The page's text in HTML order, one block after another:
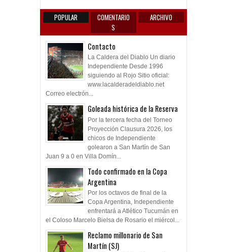
POPULAR
COMENTARIO
S
ARCHIVO
Contacto
La Caldera del Diablo Un diario
Independiente Desde 1996
siguiendo al Rojo Sitio oficial:
www.lacalderadeldiablo.net
Correo electrón...
Goleada histórica de la Reserva
Por la tercera fecha del Torneo
Proyección Clausura 2026, los
chicos de Independiente
golearon a San Martín de San
Juan 9 a 0 en Villa Domín...
Todo confirmado en la Copa
Argentina
Por los octavos de final de la
Copa Argentina, Independiente
enfrentará a Atlético Tucumán en
el Coloso Marcelo Bielsa de Rosario el miércol...
Reclamo millonario de San
Martín (SJ)